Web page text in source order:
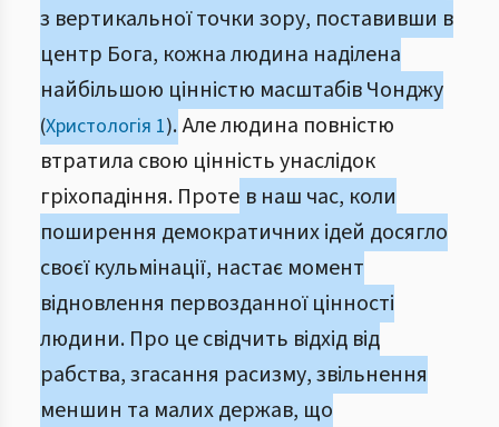
з вертикальної точки зору, поставивши в
центр Бога, кожна людина наділена
найбільшою цінністю масштабів Чонджу
(Христологія 1).Але людина повністю
втратила свою цінність унаслідок
гріхопадіння. Проте в наш час, коли
поширення демократичних ідей досягло
своєї кульмінації, настає момент
відновлення первозданної цінності
людини. Про це свідчить відхід від
рабства, згасання расизму, звільнення
меншин та малих держав, що